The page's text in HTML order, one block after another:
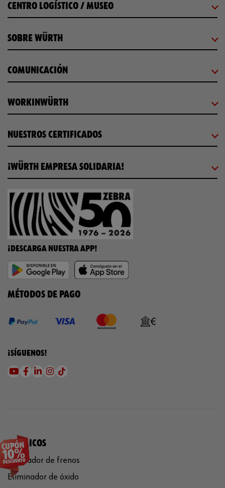
CENTRO LOGÍSTICO / MUSEO
SOBRE WÜRTH
COMUNICACIÓN
WORKINWÜRTH
NUESTROS CERTIFICADOS
¡WÜRTH EMPRESA SOLIDARIA!
¡DESCARGA NUESTRA APP!
MÉTODOS DE PAGO
¡SÍGUENOS!
QUÍMICOS
Limpiador de frenos
Eliminador de óxido